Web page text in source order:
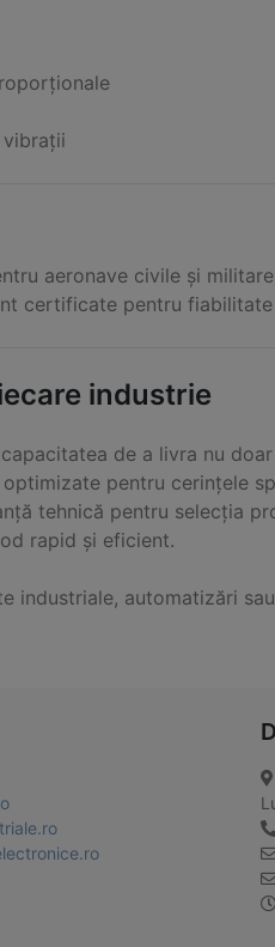
aeronave civile și
certificate pentru
industrie
de a livra nu
pentru cerințele
tehnică pentru selecția
rapid și eficient.
industriale, automatizări